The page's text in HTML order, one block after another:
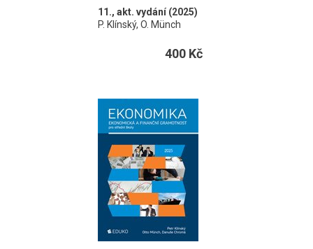
11., akt. vydání (2025)
P. Klínský, O. Münch
Pro ty z vás, kteří
A4 / 216 stran
400 Kč